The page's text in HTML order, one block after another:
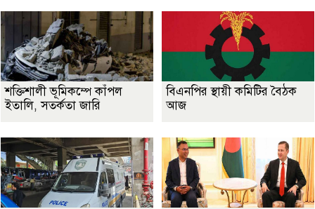
শক্তিশালী ভূমিকম্পে কাঁপল
ইতালি, সতর্কতা জারি
বিএনপির স্থায়ী কমিটির বৈঠক
আজ